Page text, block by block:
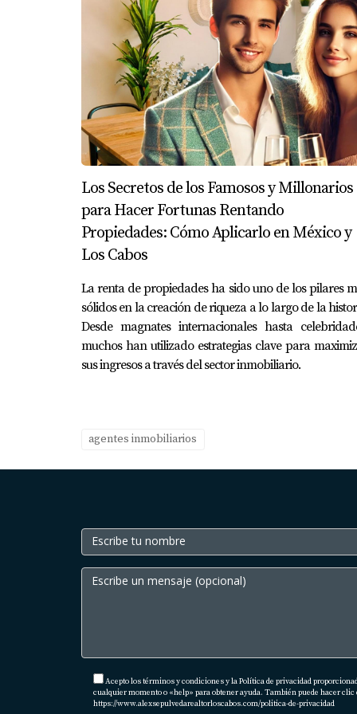
Si de verdad quieres dominar la documentación
SE-2021, que regula específicamente las prácticas
qué impuestos aplican en una compraventa y qué
estado para entender cómo se formaliza una
correctamente los expedientes de identificación y
Para ejercer y demostrar que haces bien tu trabajo
SEP/CONOCER, como el estándarEC0110.01
Cabos). Además, infórmate sobre la Licencia
capacitados legalmente para poder operar.
documental absoluto y un compromiso real. Así
Si quieres ver cómo se ve todo esto en la
Sígueme aquí y acompáñame en el día a
Los Secretos de los Famosos y Millonarios
para Hacer Fortunas Rentando
Propiedades: Cómo Aplicarlo en México y
Los Cabos
La renta de propiedades ha sido uno de los pilares
sólidos en la creación de riqueza a lo largo de la
Desde magnates internacionales hasta
muchos han utilizado estrategias clave para
sus ingresos a través del sector inmobiliario.
agentes inmobiliarios
Acepto los términos y condiciones y la Política de privacidad
cualquier momento o «help» para obtener ayuda. También puede hacer
https://www.alexsepulvedarealtorloscabos.com/politica-de-privacidad